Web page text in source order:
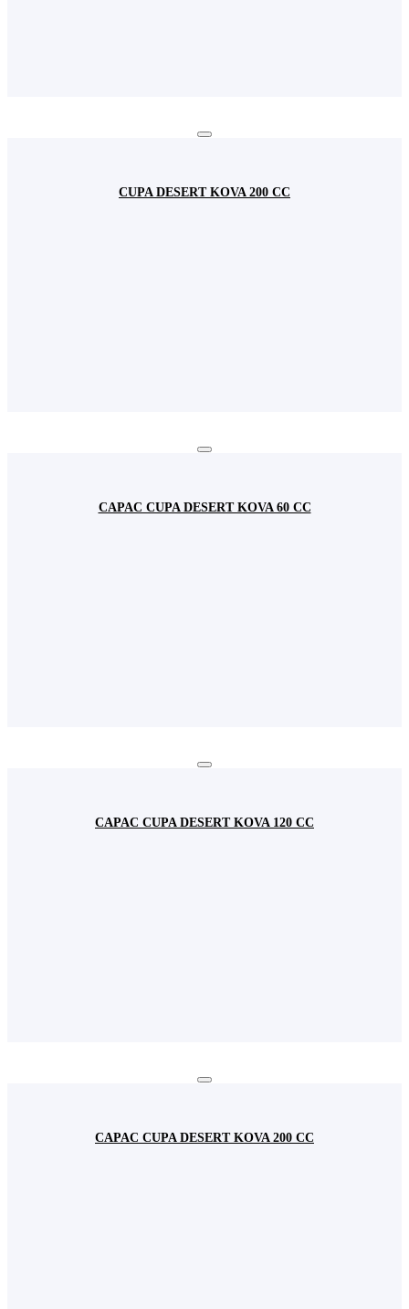
CUPA DESERT KOVA 200 CC
CAPAC CUPA DESERT KOVA 60 CC
CAPAC CUPA DESERT KOVA 120 CC
CAPAC CUPA DESERT KOVA 200 CC